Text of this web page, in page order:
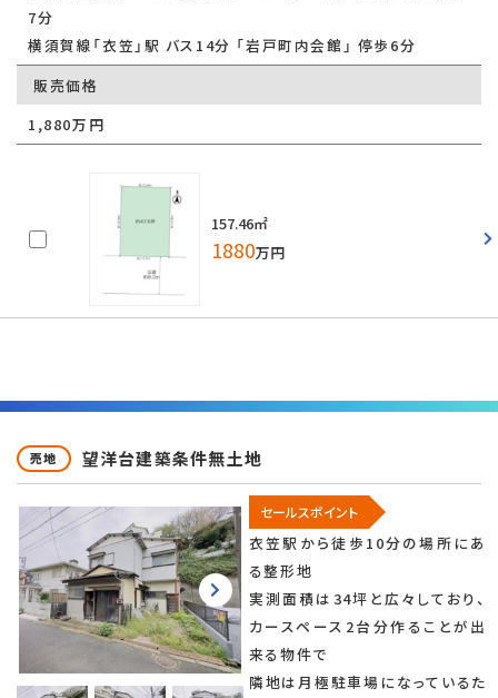
7分
横須賀線「衣笠」駅 バス14分 「岩戸町内会館」 停歩6分
販売価格
1,880万円
157.46㎡
1880万円
売地 望洋台建築条件無土地
セールスポイント
衣笠駅から徒歩10分の場所にあ
る整形地
実測面積は34坪と広々しており、
カースペース2台分作ることが出
来る物件で
隣地は月極駐車場になっているた